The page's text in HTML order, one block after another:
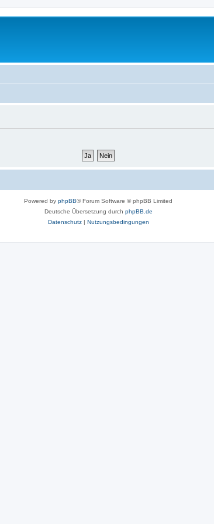
Powered by phpBB® Forum Software © phpBB Limited
Deutsche Übersetzung durch phpBB.de
Datenschutz| Nutzungsbedingungen